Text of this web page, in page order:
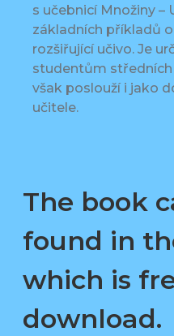
s učebnicí Množiny –
základních příkladů
rozšiřující učivo. Je
studentům
však poslouží i jako
učitele.
The book
found in
which is
download.